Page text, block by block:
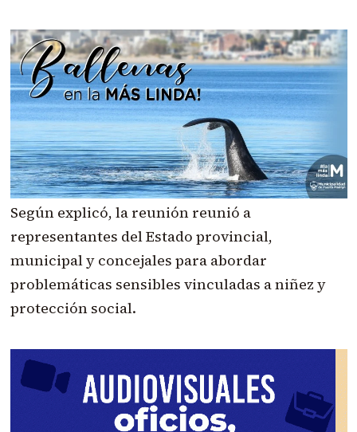
Según explicó, la reunión reunió a
representantes del Estado provincial,
municipal y concejales para abordar
problemáticas sensibles vinculadas a niñez y
protección social.